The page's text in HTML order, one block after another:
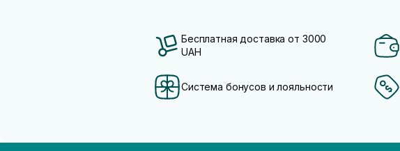
Бесплатная доставка от 3000
UAH
Система бонусов и лояльности